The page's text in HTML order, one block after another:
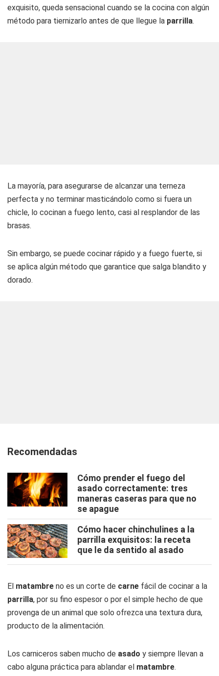
exquisito, queda sensacional cuando se la cocina con algún
método para tiernizarlo antes de que llegue la parrilla.
La mayoría, para asegurarse de alcanzar una terneza
perfecta y no terminar masticándolo como si fuera un
chicle, lo cocinan a fuego lento, casi al resplandor de las
brasas.
Sin embargo, se puede cocinar rápido y a fuego fuerte, si
se aplica algún método que garantice que salga blandito y
dorado.
Recomendadas
Cómo prender el fuego del
asado correctamente: tres
maneras caseras para que no
se apague
Cómo hacer chinchulines a la
parrilla exquisitos: la receta
que le da sentido al asado
El matambre no es un corte de carne fácil de cocinar a la
parrilla, por su fino espesor o por el simple hecho de que
provenga de un animal que solo ofrezca una textura dura,
producto de la alimentación.
Los carniceros saben mucho de asado y siempre llevan a
cabo alguna práctica para ablandar el matambre.